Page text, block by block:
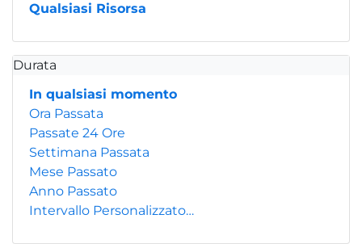
Qualsiasi Risorsa
Durata
In qualsiasi momento
Ora Passata
Passate 24 Ore
Settimana Passata
Mese Passato
Anno Passato
Intervallo Personalizzato…